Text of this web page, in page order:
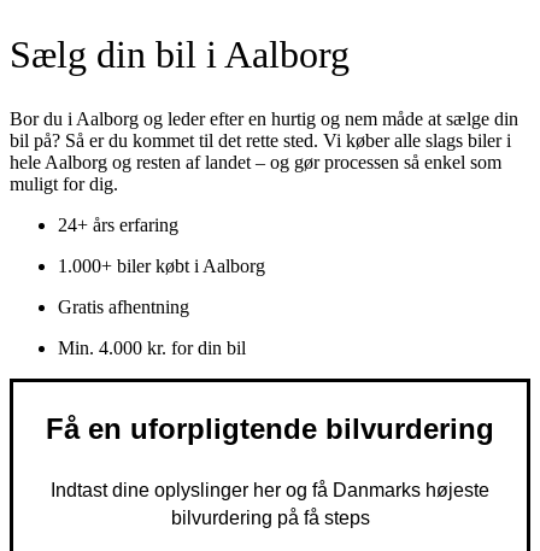
Sælg din bil i Aalborg
Bor du i Aalborg og leder efter en hurtig og nem måde at sælge din
bil på? Så er du kommet til det rette sted. Vi køber alle slags biler i
hele Aalborg og resten af landet – og gør processen så enkel som
muligt for dig.
24+ års erfaring
1.000+ biler købt i Aalborg
Gratis afhentning
Min. 4.000 kr. for din bil
Få en uforpligtende bilvurdering
Indtast dine oplyslinger her og få Danmarks højeste
bilvurdering på få steps